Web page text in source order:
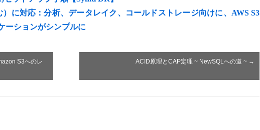
）に対応：分析、データレイク、コールドストレージ向けに、AWS S3
ーションがシンプルに
S3へのレ
ACID原理とCAP定理 ~ NewSQLへの道 ~ →